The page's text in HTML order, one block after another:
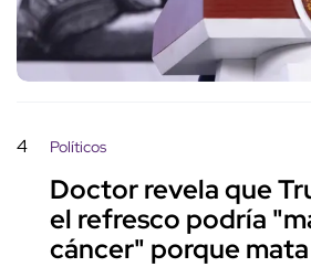
4 Políticos
Doctor revela que
el refresco podría
cáncer" porque